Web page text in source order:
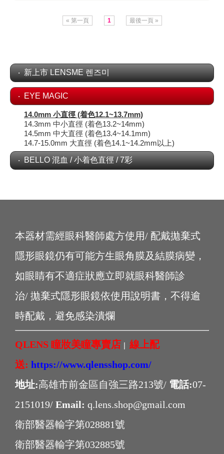
NO.120 FIT 綠 超小著色12.1mm
« 第一頁 1 最後一頁 »
新上市 LENSME 렌즈미
EYE MAGIC
14.0mm 小直徑 (着色12.1~13.7mm)
14.3mm 中小直徑 (着色13.2~14mm)
14.5mm 中大直徑 (着色13.4~14.1mm)
14.7-15.0mm 大直徑 (着色14.1~14.2mm以上)
BELLO 混血 / 小着色直徑 / 7彩
本器材需經眼科醫師處方使用/ 配戴拋棄式
隱形眼鏡仍有可能方生眼角膜及結膜病變，
如眼睛有不適症狀應立即就眼科醫師診
治/ 拋棄式隱形眼鏡依使用說明書，不得逾
時配戴，避免感染潰爛
QLENS 瞳妝美瞳專賣店 | 線上配
送: https://www.qlensshop.com/
地址:高雄市前金區自強三路213號/ 電話:07-
2151019/ Email: q.lens.shop@gmail.com
衛部醫器輸字第028881號
衛部醫器輸字第032885號